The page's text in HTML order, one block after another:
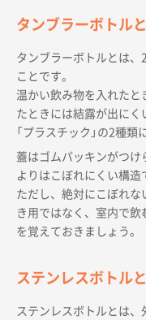
タンブラーボトル
タンブラーボトルとは、
ことです。
温かい飲み物を入れた
たときには結露が出にく
「プラスチック」の2種類
蓋はゴムパッキンがつ
よりはこぼれにくい構造
ただし、絶対にこぼれ
き用ではなく、室内で飲
を覚えておきましょう。
ステンレスボトル
ステンレスボトルとは